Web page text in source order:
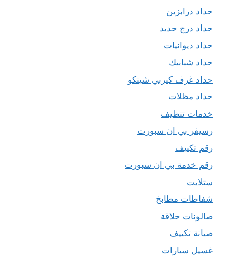
حداد درابزين
حداد درج حديد
حداد ديوانيات
حداد شبابيك
حداد غرف كيربي شينكو
حداد مظلات
خدمات تنظيف
رسيفر بي ان سبورت
رقم تكييف
رقم خدمة بي ان سبورت
ستلايت
شفاطات مطابخ
صالونات حلاقة
صيانة تكييف
غسيل سيارات